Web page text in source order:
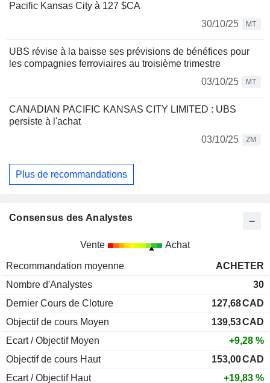
Pacific Kansas City à 127 $CA
30/10/25
MT
UBS révise à la baisse ses prévisions de bénéfices pour
les compagnies ferroviaires au troisième trimestre
03/10/25
MT
CANADIAN PACIFIC KANSAS CITY LIMITED : UBS
persiste à l'achat
03/10/25
ZM
Plus de recommandations
Consensus des Analystes
Vente Achat
Recommandation moyenne
ACHETER
Nombre d'Analystes
30
Dernier Cours de Cloture
127,68CAD
Objectif de cours Moyen
139,53CAD
Ecart / Objectif Moyen
+9,28 %
Objectif de cours Haut
153,00CAD
Ecart / Objectif Haut
+19,83 %